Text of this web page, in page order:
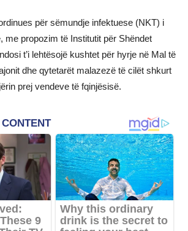
për sëmundje infektuese (NKT) i
me propozim të Institutit për Shëndet
t’i lehtësojë kushtet për hyrje në Mal të
dhe qytetarët malazezë të cilët shkurt
prej vendeve të fqinjësisë.